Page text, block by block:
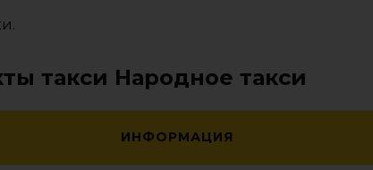
такси Народное такси
ИНФОРМАЦИЯ